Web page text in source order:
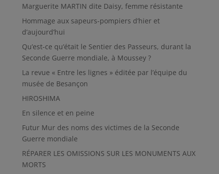
Marguerite MARTIN dite Daisy, femme résistante
Hommage aux sapeurs-pompiers d’hier et
d’aujourd’hui
Qu’est-ce qu’était le Sentier des Passeurs, durant la
Seconde Guerre mondiale, à Moussey ?
La revue « Entre les lignes » éditée par l’équipe du
musée de Besançon
HIROSHIMA
En silence et en peine
Futur Mur des noms des victimes de la Seconde
Guerre mondiale
RÉPARER LES OMISSIONS SUR LES MONUMENTS AUX
MORTS